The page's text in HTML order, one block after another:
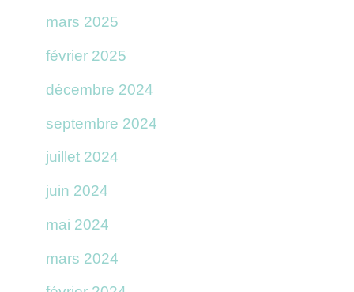
mars 2025
février 2025
décembre 2024
septembre 2024
juillet 2024
juin 2024
mai 2024
mars 2024